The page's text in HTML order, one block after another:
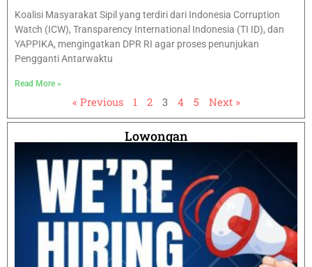
Koalisi Masyarakat Sipil yang terdiri dari Indonesia Corruption
Watch (ICW), Transparency International Indonesia (TI ID), dan
YAPPIKA, mengingatkan DPR RI agar proses penunjukan
Pengganti Antarwaktu
Read More »
« Previous 1 2 3 4 5 Next »
Lowongan